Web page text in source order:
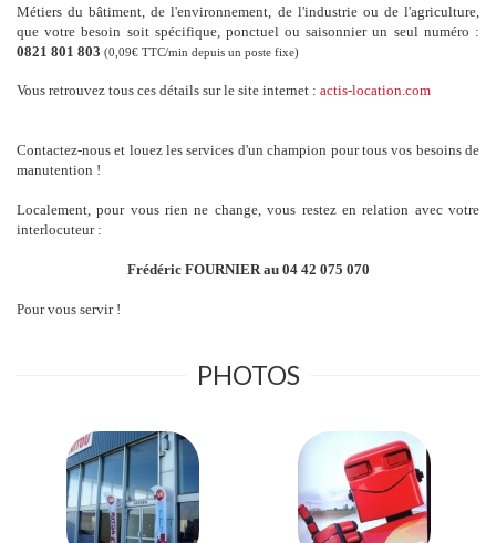
Métiers du bâtiment, de l'environnement, de l'industrie ou de l'agriculture,
que votre besoin soit spécifique, ponctuel ou saisonnier un seul numéro :
0821 801 803 (0,09€ TTC/min depuis un poste fixe)
Vous retrouvez tous ces détails sur le site internet : actis-location.com
Contactez-nous et louez les services d'un champion pour tous vos besoins de
manutention !
Localement, pour vous rien ne change, vous restez en relation avec votre
interlocuteur :
Frédéric FOURNIER au 04 42 075 070
Pour vous servir !
PHOTOS